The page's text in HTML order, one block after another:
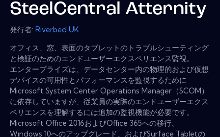
SteelCentral Atternity
発行者: Riverbed UK
オフィス、窓、表面のタブレットのトラブルシューティング
と検証のためのエンドユーザーエクスペリエンス監視。
エンタープライズは、データセンター内の物理的および仮想
デバイスの可用性とパフォーマンスを監視するために
Microsoft System Center Operations Manager（SCOM）
に依存していますが、従業員の実際のエンドユーザーエクス
ペリエンスを理解するには追加の監視機能が必要です。
Microsoft Office 2016およびOffice 365への移行、
Windows 10へのアップグレード、およびSurface Tabletの